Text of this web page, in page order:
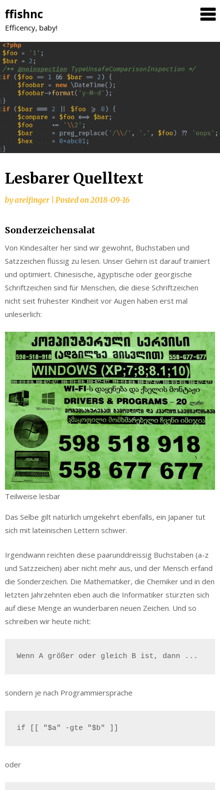
to
content
ffishnc
Efficency, baby!
Lesbarer Quelltext
byareifinger Posted on2018-09-16
Sonderzeichensalat
Von Kindesalter her sind wir gewohnt, Buchstaben und
Satzzeichen flüssig zu lesen. Unser Gehirn ist darauf trainiert
und optimiert. Chinesische, ägyptische oder georgische
Schriftzeichen sind für Menschen, die diese Schriftzeichen
nicht seit frühester Kindheit vor Augen haben erst mal
unleserlich:
Teilweise lesbar
Das Selbe gilt natürlich umgekehrt ebenfalls, ein Japaner tut
sich mit lateinischen Lettern schwer.
Irgendwann reichten diese paarunddreissig Buchstaben (a-z
und Satzzeichen) aber nicht mehr aus, und der Mensch erfand
die Sonderzeichen. Die Mathematiker, die Chemiker und in den
letzten Jahrzehnten eben auch die Informatiker stürzten sich
auf diese Menge an wunderbaren neuen Zeichen. Und so
schreiben wir heute nicht:
Wenn A größer oder gleich B ist, dann ...
sondern je nach Programmiersprache
if [[ "$a" -gte "$b" ]]
oder